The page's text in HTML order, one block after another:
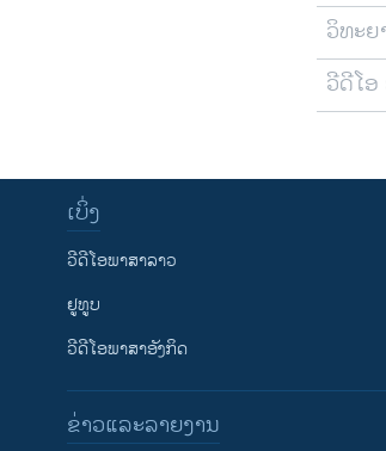
ວິທະຍ
ວີດີໂ
ເບິ່ງ
ວີດີໂອພາສາລາວ
ຢູທູບ
ວີດີໂອພາສາອັງກິດ
ຂ່າວແລະລາຍງານ